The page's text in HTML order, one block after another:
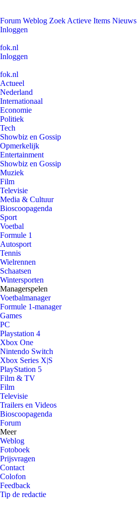
Forum Weblog Zoek Actieve Items Nieuws
Inloggen
fok.nl
Inloggen
fok.nl
Actueel
Nederland
Internationaal
Economie
Politiek
Tech
Showbiz en Gossip
Opmerkelijk
Entertainment
Showbiz en Gossip
Muziek
Film
Televisie
Media & Cultuur
Bioscoopagenda
Sport
Voetbal
Formule 1
Autosport
Tennis
Wielrennen
Schaatsen
Wintersporten
Managerspelen
Voetbalmanager
Formule 1-manager
Games
PC
Playstation 4
Xbox One
Nintendo Switch
Xbox Series X|S
PlayStation 5
Film & TV
Film
Televisie
Trailers en Videos
Bioscoopagenda
Forum
Meer
Weblog
Fotoboek
Prijsvragen
Contact
Colofon
Feedback
Tip de redactie